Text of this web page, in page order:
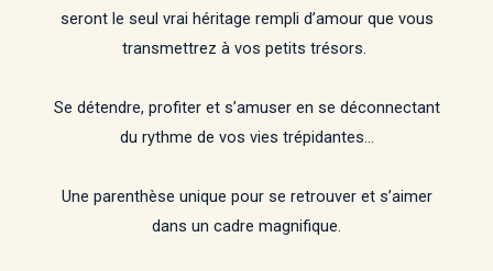
seront le seul vrai héritage rempli d’amour que vous
transmettrez à vos petits trésors.
Se détendre, profiter et s’amuser en se déconnectant
du rythme de vos vies trépidantes…
Une parenthèse unique pour se retrouver et s’aimer
dans un cadre magnifique.